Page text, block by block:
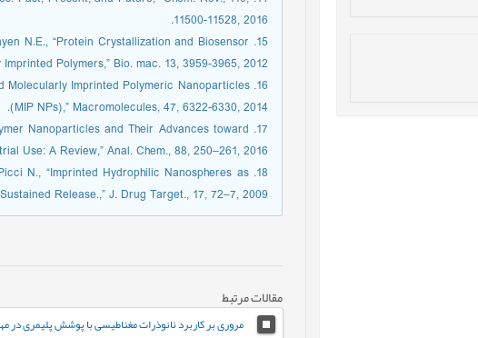
11500-11528, 2016.
N.E., “Protein Crystallization and Biosensor
Polymers,” Bio. mac. 13, 3959-3965, 2012.
Molecularly Imprinted Polymeric Nanoparticles
(MIP NPs),” Macromolecules, 47, 6322-6330, 2014.
Nanoparticles and Their Advances toward
Use: A Review,” Anal. Chem., 88, 250–261, 2016.
N., “Imprinted Hydrophilic Nanospheres as
Release.,” J. Drug Target., 17, 72–7, 2009.
مقالات مرتبط